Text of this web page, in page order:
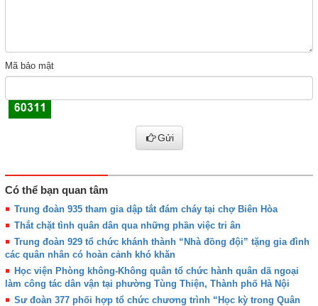
Mã bảo mật
Gửi
Có thể bạn quan tâm
Trung đoàn 935 tham gia dập tắt đám cháy tại chợ Biên Hòa
Thắt chặt tình quân dân qua những phần việc tri ân
Trung đoàn 929 tổ chức khánh thành “Nhà đồng đội” tặng gia đình
các quân nhân có hoàn cảnh khó khăn
Học viện Phòng không-Không quân tổ chức hành quân dã ngoại
làm công tác dân vận tại phường Tùng Thiện, Thành phố Hà Nội
Sư đoàn 377 phối hợp tổ chức chương trình “Học kỳ trong Quân